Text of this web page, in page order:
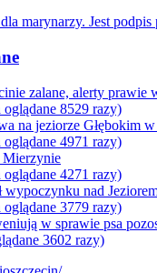
zalane, alerty prawie
8529 razy)
na jeziorze Głębokim
4971 razy)
Mierzynie
4271 razy)
wypoczynku nad
3779 razy)
w sprawie psa
3602 razy)